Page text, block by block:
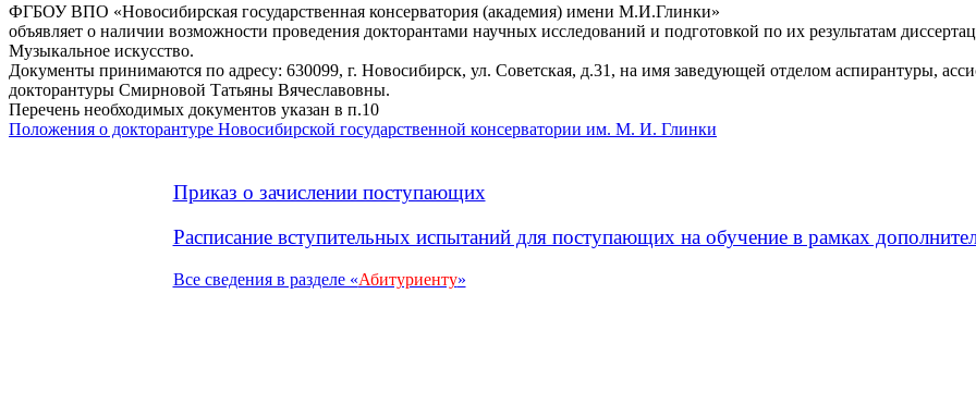
ФГБОУ ВПО «Новосибирская государственная консерватория (академия) имени М.И.Глинки»
объявляет о наличии возможности проведения докторантами научных исследований и подготовкой по их результатам
Музыкальное искусство.
Документы принимаются по адресу: 630099, г. Новосибирск, ул. Советская, д.31, на имя заведующей отделом аспирантуры,
докторантуры Смирновой Татьяны Вячеславовны.
Перечень необходимых документов указан в п.10
Положения о докторантуре Новосибирской государственной консерватории им. М. И. Глинки
Приказ о зачислении поступающих
Расписание вступительных испытаний для поступающих на обучение в рамках
Все сведения в разделе «Абитуриенту»